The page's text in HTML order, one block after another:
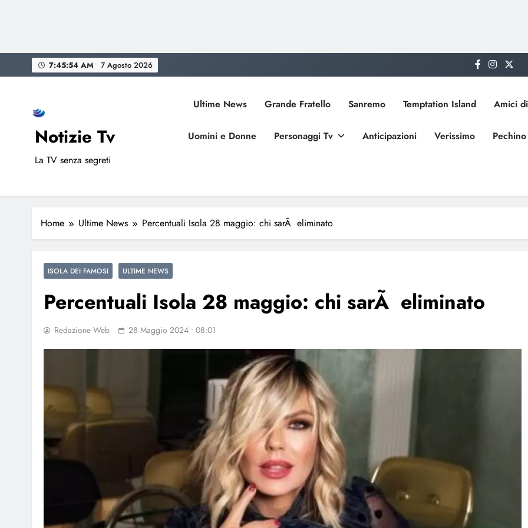
to
7:45:55 AM 7 Agosto 2026
Notizie Tv
La TV senza segreti
Ultime News Grande Fratello Sanremo Temptation Island Amici
Uomini e Donne Personaggi Tv Anticipazioni Verissimo
Home Ultime News Percentuali Isola 28 maggio: chi sarÃ eliminato
ISOLA DEI FAMOSI ULTIME NEWS
Percentuali Isola 28 maggio: chi sarÃ eliminato
Redazione Web 28 Maggio 2024 • 08:01